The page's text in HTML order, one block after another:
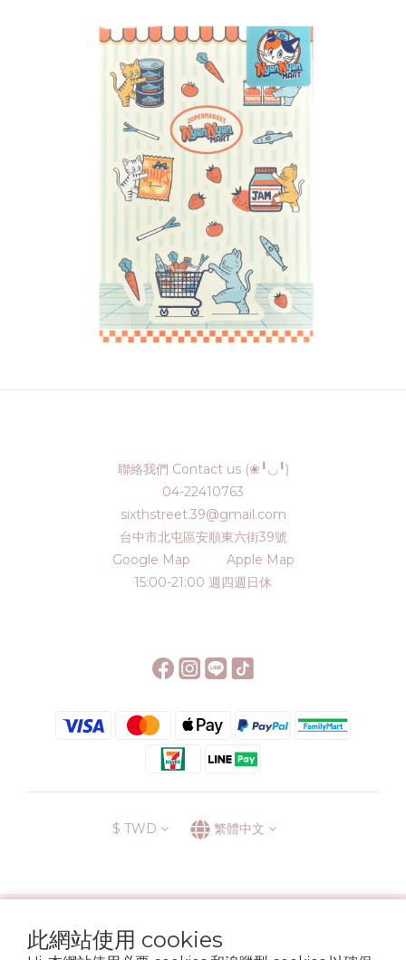
此網站使用 cookies
聯絡我們 Contact us (❀╹◡╹)
04-22410763
sixthstreet.39@gmail.com
台中市北屯區安順東六街39號
Google Map
Apple Map
15:00-21:00 週四週日休
$ TWD 繁體中文
運送方式
退換貨政策 條款與細則